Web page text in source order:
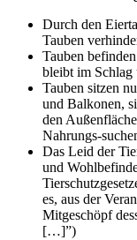
Durch den
Tauben
Tauben
bleibt im Schlag
Tauben sitzen
und Balkonen,
den
Nahrungs-
Das Leid der
und
es, aus der
Mitgeschöpf
[…]”)